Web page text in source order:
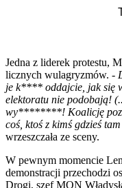
Jedna z liderek protestu,
licznych wulagryzmów. -
je k**** oddajcie, jak się
elektoratu nie podobają!
wy********! Koalicję
coś, ktoś z kimś gdzieś
wrzeszczała ze sceny.
W pewnym momencie
demonstracji przechodzi
Drogi, szef MON